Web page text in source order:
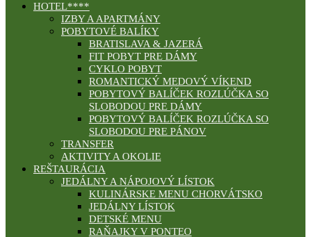
HOTEL****
IZBY A APARTMÁNY
POBYTOVÉ BALÍKY
BRATISLAVA & JAZERÁ
FIT POBYT PRE DÁMY
CYKLO POBYT
ROMANTICKÝ MEDOVÝ VÍKEND
POBYTOVÝ BALÍČEK ROZLÚČKA SO
SLOBODOU PRE DÁMY
POBYTOVÝ BALÍČEK ROZLÚČKA SO
SLOBODOU PRE PÁNOV
TRANSFER
AKTIVITY A OKOLIE
REŠTAURÁCIA
JEDÁLNY A NÁPOJOVÝ LÍSTOK
KULINÁRSKE MENU CHORVÁTSKO
JEDÁLNY LÍSTOK
DETSKÉ MENU
RAŇAJKY V PONTEO